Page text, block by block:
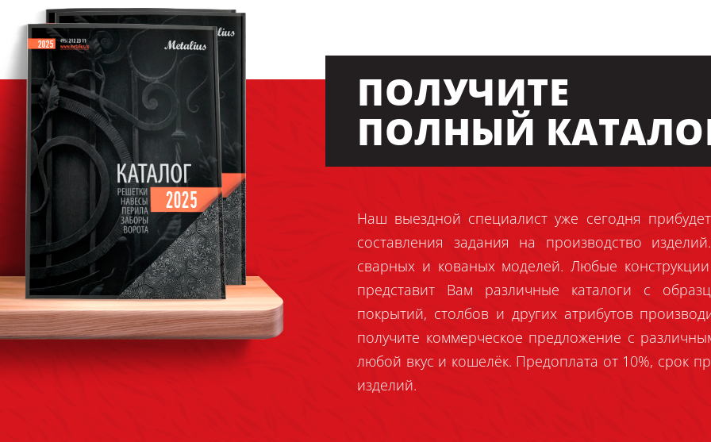
ПОЛУЧИТЕ
ПОЛНЫЙ
Наш выездной специалист уже сегодня
составления задания на производство
сварных и кованых моделей. Любые
представит Вам различные каталоги с
покрытий, столбов и других атрибутов
получите коммерческое предложение с
любой вкус и кошелёк. Предоплата от 10%, срок
изделий.